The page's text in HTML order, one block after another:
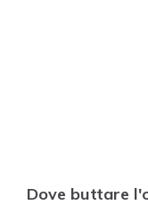
Dove buttare